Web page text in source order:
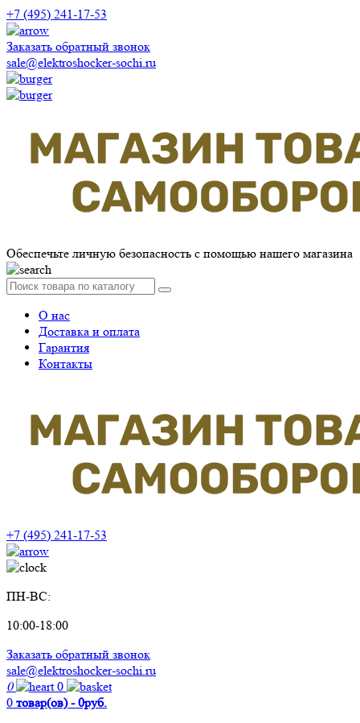
+7 (495) 241-17-53
Заказать обратный звонок
sale@elektroshocker-sochi.ru
Обеспечьте личную безопасность с помощью нашего магазина
О нас
Доставка и оплата
Гарантия
Контакты
+7 (495) 241-17-53
ПН-ВС:
10:00-18:00
Заказать обратный звонок
sale@elektroshocker-sochi.ru
0
0
0 товар(ов) - 0руб.